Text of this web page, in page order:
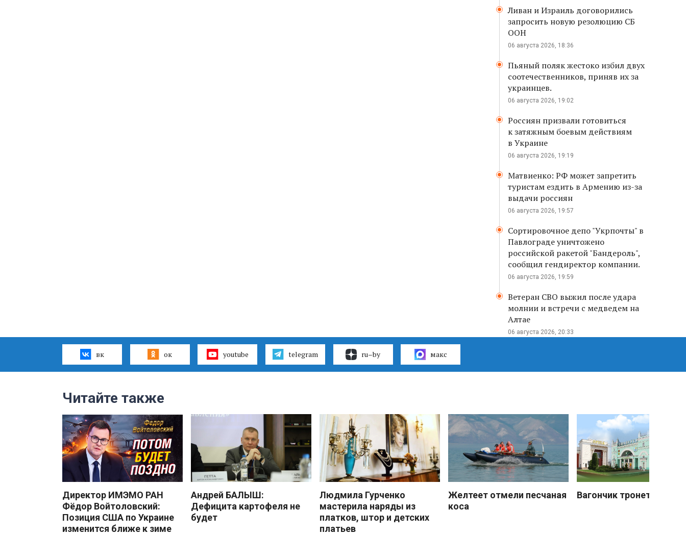
Ливан и Израиль договорились
запросить новую резолюцию СБ
ООН
06 августа 2026, 18:36
Пьяный поляк жестоко избил двух
соотечественников, приняв их за
украинцев.
06 августа 2026, 19:02
Россиян призвали готовиться
к затяжным боевым действиям
в Украине
06 августа 2026, 19:19
Матвиенко: РФ может запретить
туристам ездить в Армению из-за
выдачи россиян
06 августа 2026, 19:57
Сортировочное депо "Укрпочты" в
Павлограде уничтожено
российской ракетой "Бандероль",
сообщил гендиректор компании.
06 августа 2026, 19:59
Ветеран СВО выжил после удара
молнии и встречи с медведем на
Алтае
06 августа 2026, 20:33
вк ок youtube telegram ru–by макс
Читайте также
Директор ИМЭМО РАН
Фёдор Войтоловский:
Позиция США по Украине
изменится ближе к зиме
Андрей БАЛЫШ:
Дефицита картофеля не
будет
Людмила Гурченко
мастерила наряды из
платков, штор и детских
платьев
Желтеет отмели песчаная
коса
Вагончик тронется